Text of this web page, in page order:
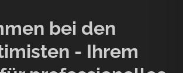
bei den
- Ihrem